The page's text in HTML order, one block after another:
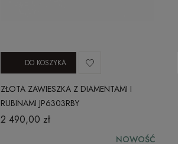
ZŁOTA ZAWIESZKA Z DIAMENTAMI I
RUBINAMI JP6303RBY
2 490,00 zł
DO KOSZYKA
NOWOŚĆ